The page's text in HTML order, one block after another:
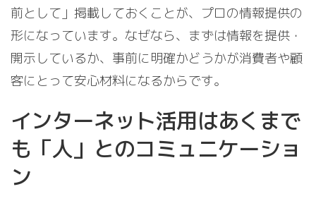
前として」掲載しておくことが、プロの情報提供の
形になっています。なぜなら、まずは情報を提供・
開示しているか、事前に明確かどうかが消費者や顧
客にとって安心材料になるからです。
インターネット活用はあくまで
も「人」とのコミュニケーショ
ン